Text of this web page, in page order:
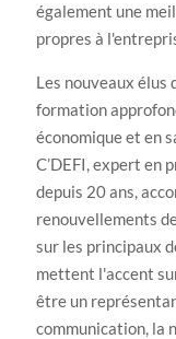
également une
propres à
Les nouveaux élus
formation
économique et en
C’DEFI, expert en
depuis 20 ans,
renouvellements
sur les principaux
mettent l'accent
être un
communication, la